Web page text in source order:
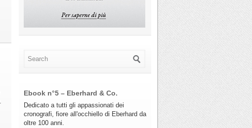
Ebook n°5 – Eberhard & Co.
Dedicato a tutti gli appassionati dei
cronografi, fiore all'occhiello di Eberhard da
oltre 100 anni.